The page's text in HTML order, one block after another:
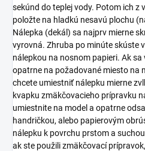
sekúnd do teplej vody. Potom ich z
položte na hladkú nesavú plochu
Nálepka (dekál) sa najprv mierne
vyrovná. Zhruba po minúte skúste
nálepkou na nosnom papieri. Ak
opatrne na požadované miesto na
chcete umiestniť nálepku mierne
kvapku zmäkčovacieho prípravku
umiestnite na model a opatrne
handričkou, alebo papierovým
nálepku k povrchu prstom a
ak ste použili zmäkčovací